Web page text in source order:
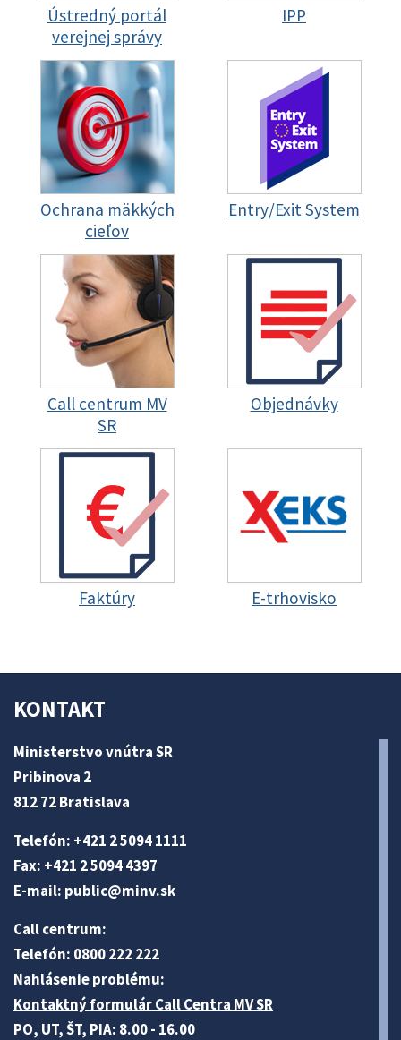
Ústredný portál
verejnej správy
IPP
Ochrana mäkkých
cieľov
Entry/Exit System
Call centrum MV
SR
Objednávky
Faktúry E-trhovisko
KONTAKT
Ministerstvo vnútra SR
Pribinova 2
812 72 Bratislava
Telefón: +421 2 5094 1111
Fax: +421 2 5094 4397
E-mail: public@minv.sk
Call centrum:
Telefón: 0800 222 222
Nahlásenie problému:
Kontaktný formulár Call Centra MV SR
PO, UT, ŠT, PIA: 8.00 - 16.00